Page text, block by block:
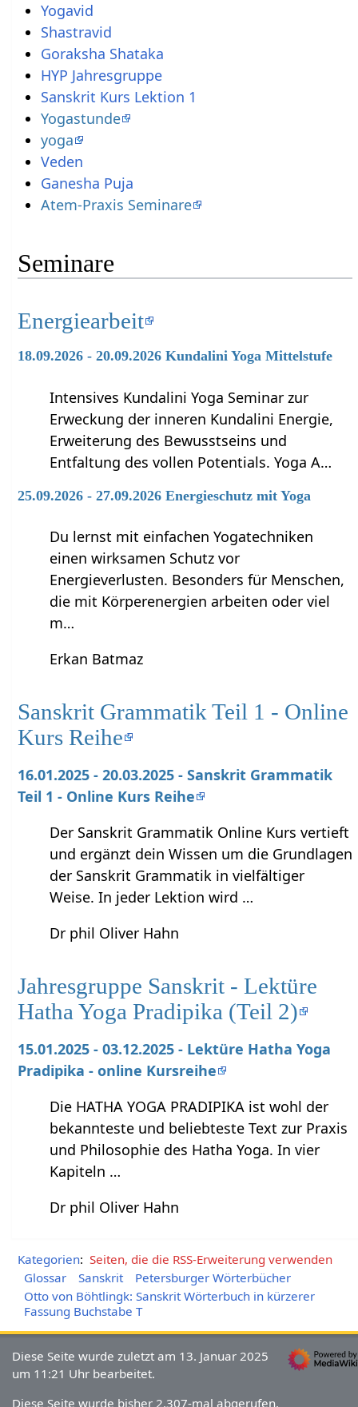
Yogavid
Shastravid
Goraksha Shataka
HYP Jahresgruppe
Sanskrit Kurs Lektion 1
Yogastunde
yoga
Ganesha Puja
Atem-Praxis Seminare
Seminare
Energiearbeit
18.09.2026 - 20.09.2026 Kundalini Yoga Mittelstufe
Intensives Kundalini Yoga Seminar zur
Erweckung der inneren Kundalini Energie,
Erweiterung des Bewusstseins und
Entfaltung des vollen Potentials. Yoga A…
25.09.2026 - 27.09.2026 Energieschutz mit Yoga
Du lernst mit einfachen Yogatechniken
einen wirksamen Schutz vor
Energieverlusten. Besonders für Menschen,
die mit Körperenergien arbeiten oder viel
m…
Erkan Batmaz
Sanskrit Grammatik Teil 1 - Online
Kurs Reihe
16.01.2025 - 20.03.2025 - Sanskrit Grammatik
Teil 1 - Online Kurs Reihe
Der Sanskrit Grammatik Online Kurs vertieft
und ergänzt dein Wissen um die Grundlagen
der Sanskrit Grammatik in vielfältiger
Weise. In jeder Lektion wird …
Dr phil Oliver Hahn
Jahresgruppe Sanskrit - Lektüre
Hatha Yoga Pradipika (Teil 2)
15.01.2025 - 03.12.2025 - Lektüre Hatha Yoga
Pradipika - online Kursreihe
Die HATHA YOGA PRADIPIKA ist wohl der
bekannteste und beliebteste Text zur Praxis
und Philosophie des Hatha Yoga. In vier
Kapiteln …
Dr phil Oliver Hahn
Kategorien: Seiten, die die RSS-Erweiterung verwenden
Glossar
Sanskrit
Petersburger Wörterbücher
Otto von Böhtlingk: Sanskrit Wörterbuch in kürzerer
Fassung Buchstabe T
Diese Seite wurde zuletzt am 13. Januar 2025
um 11:21 Uhr bearbeitet.
Diese Seite wurde bisher 2.307-mal abgerufen.